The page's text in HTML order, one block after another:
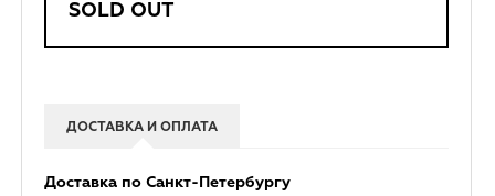
SOLD OUT
ДОСТАВКА И ОПЛАТА
Доставка по Санкт-Петербургу